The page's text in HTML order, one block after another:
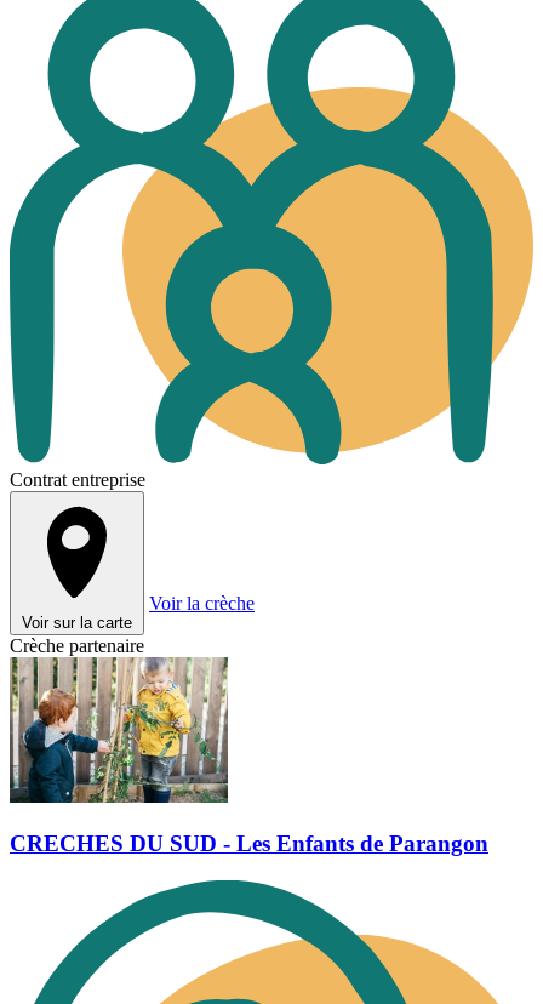
Contrat entreprise
Voir sur la carte
Voir la crèche
Crèche partenaire
CRECHES DU SUD - Les Enfants de Parangon